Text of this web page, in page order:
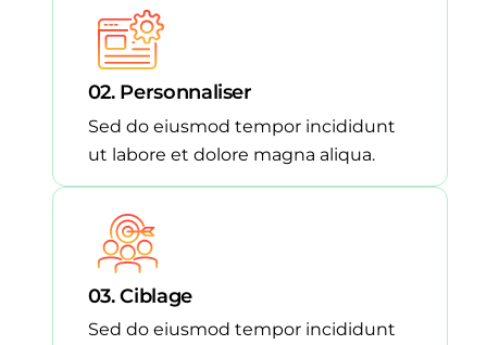
02. Personnaliser
Sed do eiusmod tempor incididunt
ut labore et dolore magna aliqua.
03. Ciblage
Sed do eiusmod tempor incididunt